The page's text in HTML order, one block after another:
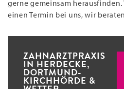
gerne gemeinsam
einen Termin bei uns, wir
ZAHNARZTPRAXIS
IN HERDECKE,
DORTMUND-
KIRCHHÖRDE &